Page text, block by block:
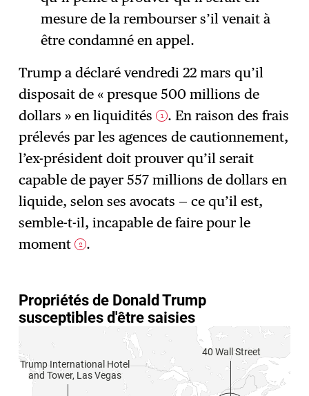
mesure de la rembourser s’il venait à
être condamné en appel.
Trump a déclaré vendredi 22 mars qu’il
disposait de « presque 500 millions de
dollars » en liquidités 1 . En raison des frais
prélevés par les agences de cautionnement,
l’ex-président doit prouver qu’il serait
capable de payer 557 millions de dollars en
liquide, selon ses avocats — ce qu’il est,
semble-t-il, incapable de faire pour le
moment 2 .